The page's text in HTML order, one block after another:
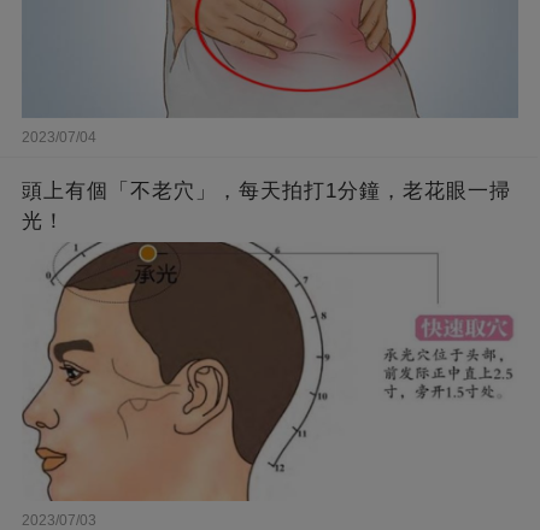
2023/07/04
頭上有個「不老穴」，每天拍打1分鐘，老花眼一掃
光！
2023/07/03